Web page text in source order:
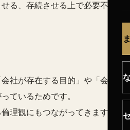
る、存続させる上で必要不可
社が存在する目的」や「会社
ているためです。
理観にもつながってきます。